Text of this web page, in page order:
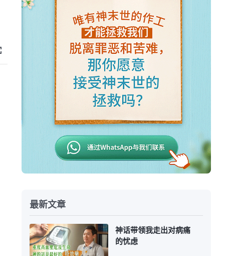
最新文章
神话带领我走出对病痛
的忧虑